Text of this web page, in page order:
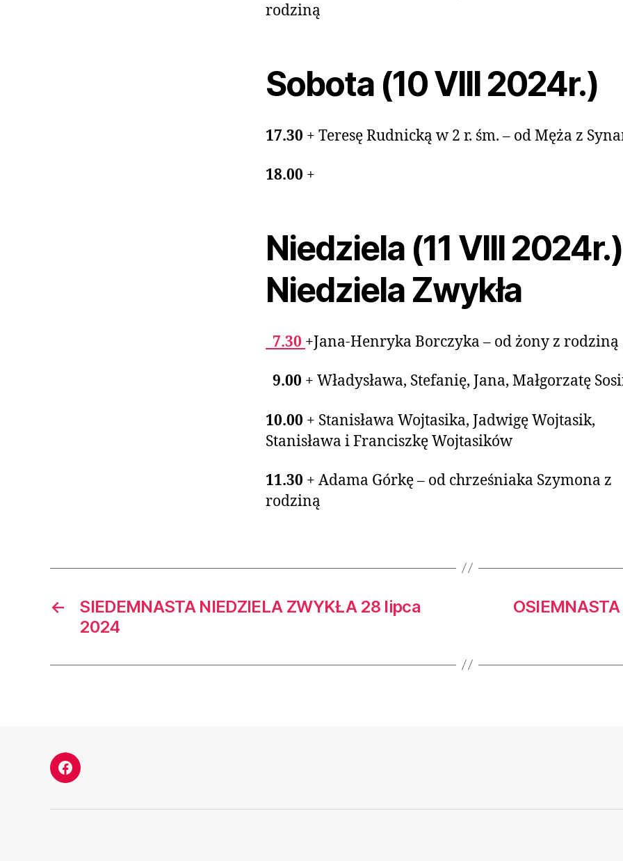
rodziną
Sobota (10 VIII 2024r.)
17.30 + Teresę Rudnicką w 2 r. śm. – od Męża z
18.00 +
Niedziela (11 VIII
Niedziela Zwykła
7.30 +Jana-Henryka Borczyka – od żony z rodziną
9.00 + Władysława, Stefanię, Jana, Małgorzatę
10.00 + Stanisława Wojtasika, Jadwigę Wojtasik,
Stanisława i Franciszkę Wojtasików
11.30 + Adama Górkę – od chrześniaka Szymona z
rodziną
←
SIEDEMNASTA NIEDZIELA ZWYKŁA 28 lipca
2024
Facebook